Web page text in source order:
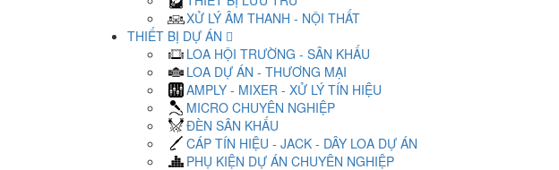
XỬ LÝ ÂM THANH - NỘI THẤT
THIẾT BỊ DỰ ÁN
LOA HỘI TRƯỜNG - SÂN KHẤU
LOA DỰ ÁN - THƯƠNG MẠI
AMPLY - MIXER - XỬ LÝ TÍN HIỆU
MICRO CHUYÊN NGHIỆP
ĐÈN SÂN KHẤU
CÁP TÍN HIỆU - JACK - DÂY LOA DỰ ÁN
PHỤ KIỆN DỰ ÁN CHUYÊN NGHIỆP